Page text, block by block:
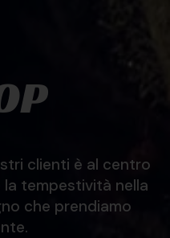
clienti è al centro
la tempestività nella
che prendiamo